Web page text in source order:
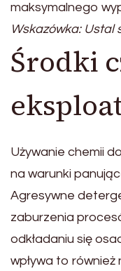
maksymalnego
Wskazówka: Ustal
Środki
Używanie chemii
na warunki
Agresywne
zaburzenia
odkładaniu się
wpływa to